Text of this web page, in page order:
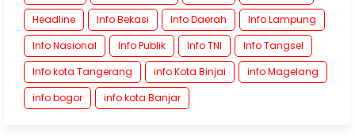
Headline
Info Bekasi Info Daerah
Info Lampung
Info Nasional
Info Publik Info TNI
Info Tangsel
Info kota Tangerang
info Kota Binjai
info Magelang
info bogor
info kota Banjar